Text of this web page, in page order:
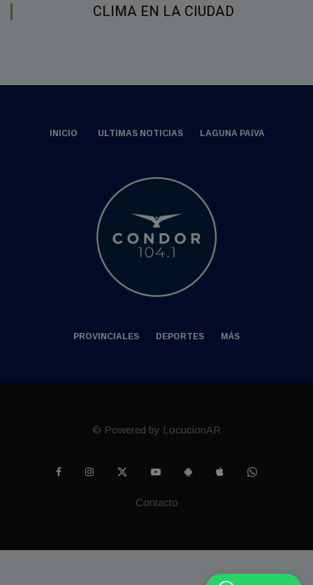
CLIMA EN LA CIUDAD
INICIO ULTIMAS NOTICIAS LAGUNA PAIVA
PROVINCIALES DEPORTES MÁS
© Powered by LocucionAR
Contacto